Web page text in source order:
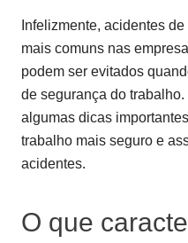
Infelizmente, acidentes
mais comuns nas
podem ser evitados
de segurança do
algumas dicas
trabalho mais seguro e
acidentes.
O que